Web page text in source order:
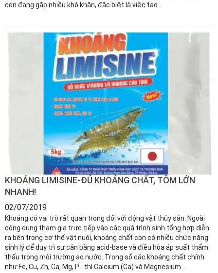
con đang gặp nhiều khó khăn, đặc biệt là việc tạo ...
KHOÁNG LIMISINE-ĐỦ KHOÁNG CHẤT, TÔM LỚN
NHANH!
02/07/2019
Khoáng có vai trò rất quan trọng đối với động vật thủy sản. Ngoài
công dụng tham gia trực tiếp vào các quá trình sinh tổng hợp diễn
ra bên trong cơ thể vật nuôi, khoáng chất còn có nhiều chức năng
sinh lý để duy trì sự cân bằng acid-base và điều hòa áp suất thẩm
thấu trong môi trường ao nước. Trong số các khoáng chất chính
như:Fe, Cu, Zn, Ca, Mg, P… thì Calcium (Ca) và Magnesium ...